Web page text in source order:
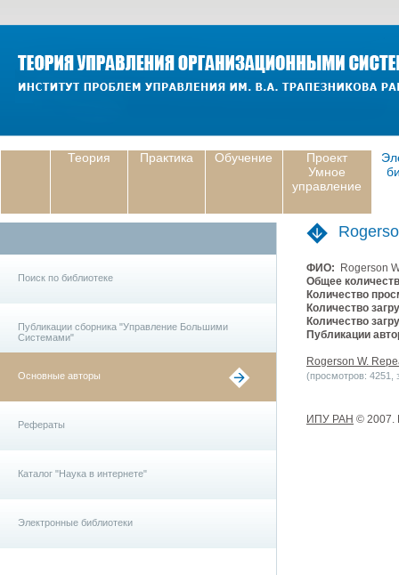
Теория Практика Обучение
Проект
Умное
управление
Поиск по библиотеке
Публикации сборника "Управление Большими
Системами"
Основные авторы
Рефераты
Каталог "Наука в интернете"
Электронные библиотеки
ФИО: Rogerson
Общее
Количество
Количество
Количество
Публикации
Rogerson W.
(просмотров: 4251,
ИПУ РАН © 2007.